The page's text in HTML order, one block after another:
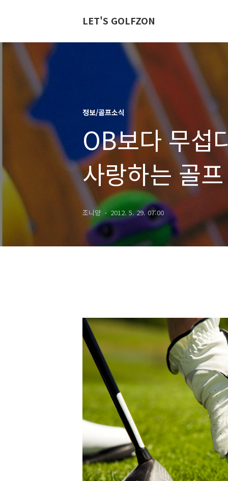
LET'S GOLFZON
정보/골프소식
OB보다 무섭
사랑하는 골
조니양 2012. 5. 29. 07:00